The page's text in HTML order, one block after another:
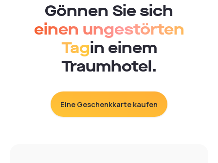
Gönnen Sie sich
einen ungestörten
Tagin einem
Traumhotel.
Eine Geschenkkarte kaufen